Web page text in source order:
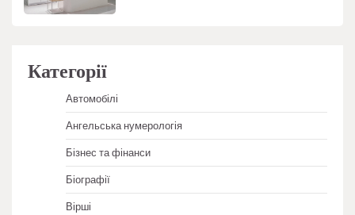
Категорії
Автомобілі
Ангельська нумерологія
Бізнес та фінанси
Біографії
Вірші